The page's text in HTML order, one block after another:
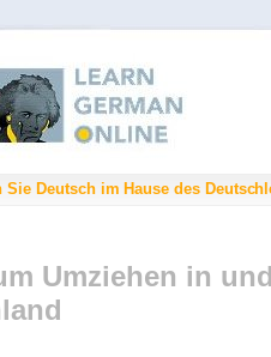
Sie Deutsch im Hause des
Umziehen in